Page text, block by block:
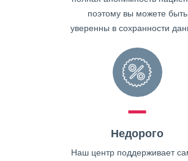
поэтому вы можете быть
уверенны в сохранности
Недорого
Наш центр поддерживает